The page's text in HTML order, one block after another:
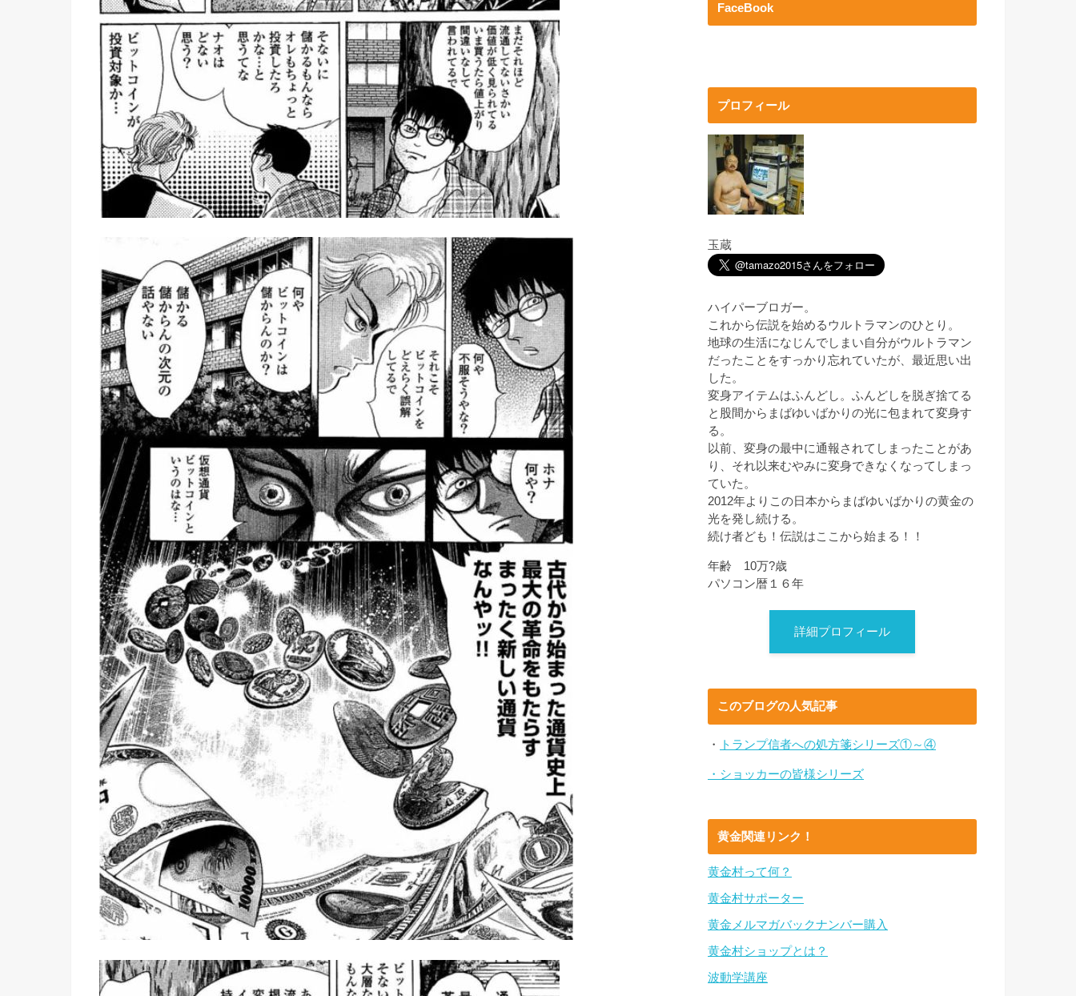
FaceBook
プロフィール
玉蔵
ハイパーブロガー。
これから伝説を始めるウルトラマンのひとり。
地球の生活になじんでしまい自分がウルトラマン
だったことをすっかり忘れていたが、最近思い出
した。
変身アイテムはふんどし。ふんどしを脱ぎ捨てる
と股間からまばゆいばかりの光に包まれて変身す
る。
以前、変身の最中に通報されてしまったことがあ
り、それ以来むやみに変身できなくなってしまっ
ていた。
2012年よりこの日本からまばゆいばかりの黄金の
光を発し続ける。
続け者ども！伝説はここから始まる！！
年齢 10万?歳
パソコン暦１６年
詳細プロフィール
このブログの人気記事
・ トランプ信者への処方箋シリーズ①～④
・ショッカーの皆様シリーズ
黄金関連リンク！
黄金村って何？
黄金村サポーター
黄金メルマガバックナンバー購入
黄金村ショップとは？
波動学講座